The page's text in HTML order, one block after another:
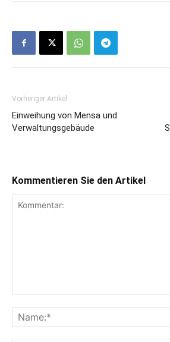
Vorheriger Artikel
Einweihung von Mensa und
Verwaltungsgebäude
Kommentieren Sie den Artikel